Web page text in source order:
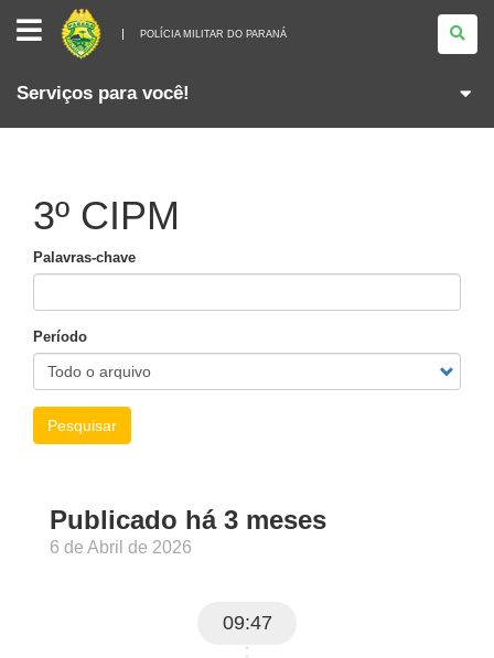
POLÍCIA
MILITAR
DO
PARANÁ
POLÍCIA MILITAR DO PARANÁ
Serviços para você!
3º CIPM
Palavras-chave
Período
Pesquisar
Publicado há 3 meses
6 de Abril de 2026
09:47